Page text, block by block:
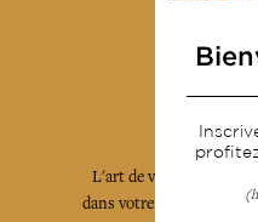
L'art de vivre JAMINI
dans votre boîte mail.